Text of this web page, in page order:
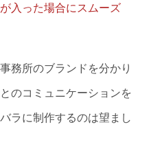
入った場合にスムーズ
務所のブランドを分かり
のコミュニケーションを
ラに制作するのは望まし